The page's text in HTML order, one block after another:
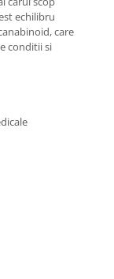
echilibru
care
conditii si